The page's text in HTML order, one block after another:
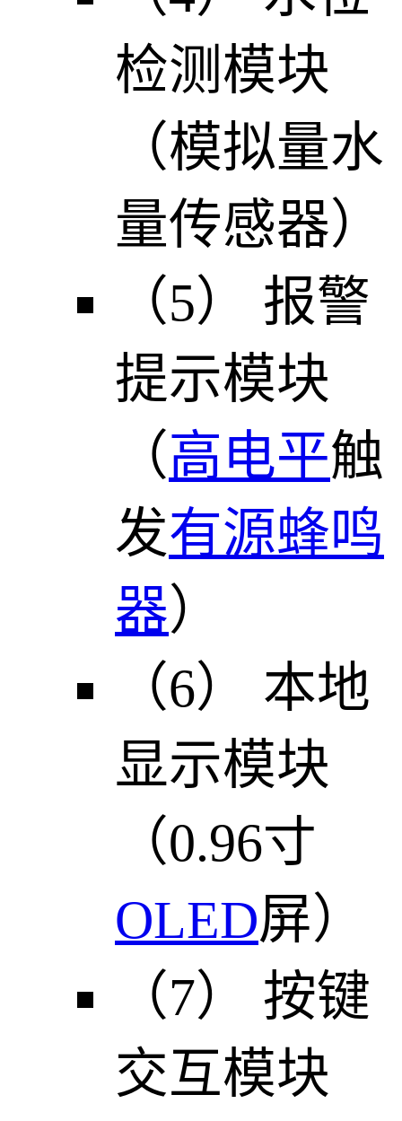
检测模块
（模拟量水
量传感器）
（5） 报警
提示模块
（高电平触
发有源蜂鸣
器）
（6） 本地
显示模块
（0.96寸
OLED屏）
（7） 按键
交互模块